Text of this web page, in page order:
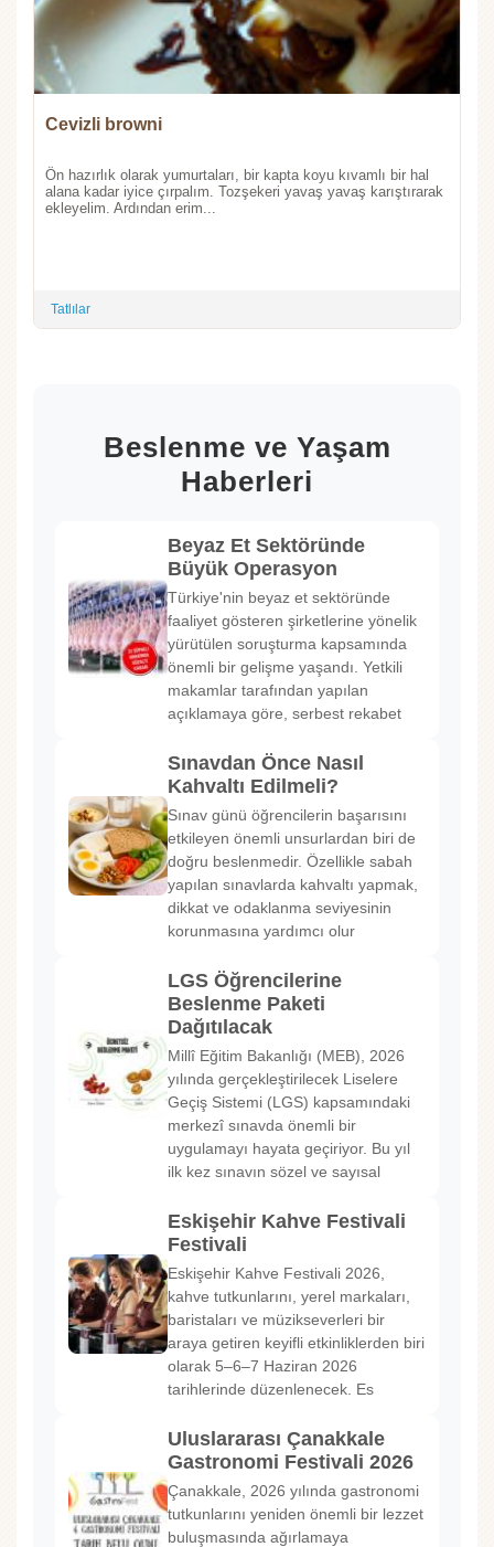
Cevizli browni
Ön hazırlık olarak yumurtaları, bir kapta koyu kıvamlı bir hal
alana kadar iyice çırpalım. Tozşekeri yavaş yavaş karıştırarak
ekleyelim. Ardından erim...
Tatlılar
Beslenme ve Yaşam
Haberleri
Beyaz Et Sektöründe
Büyük Operasyon
Türkiye'nin beyaz et sektöründe
faaliyet gösteren şirketlerine yönelik
yürütülen soruşturma kapsamında
önemli bir gelişme yaşandı. Yetkili
makamlar tarafından yapılan
açıklamaya göre, serbest rekabet
Sınavdan Önce Nasıl
Kahvaltı Edilmeli?
Sınav günü öğrencilerin başarısını
etkileyen önemli unsurlardan biri de
doğru beslenmedir. Özellikle sabah
yapılan sınavlarda kahvaltı yapmak,
dikkat ve odaklanma seviyesinin
korunmasına yardımcı olur
LGS Öğrencilerine
Beslenme Paketi
Dağıtılacak
Millî Eğitim Bakanlığı (MEB), 2026
yılında gerçekleştirilecek Liselere
Geçiş Sistemi (LGS) kapsamındaki
merkezî sınavda önemli bir
uygulamayı hayata geçiriyor. Bu yıl
ilk kez sınavın sözel ve sayısal
Eskişehir Kahve Festivali
Festivali
Eskişehir Kahve Festivali 2026,
kahve tutkunlarını, yerel markaları,
baristaları ve müzikseverleri bir
araya getiren keyifli etkinliklerden biri
olarak 5–6–7 Haziran 2026
tarihlerinde düzenlenecek. Es
Uluslararası Çanakkale
Gastronomi Festivali 2026
Çanakkale, 2026 yılında gastronomi
tutkunlarını yeniden önemli bir lezzet
buluşmasında ağırlamaya